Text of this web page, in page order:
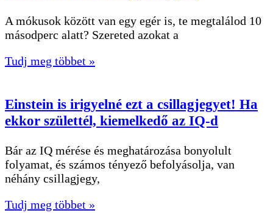
A mókusok között van egy egér is, te megtalálod 10
másodperc alatt? Szereted azokat a
Tudj meg többet »
Einstein is irigyelné ezt a csillagjegyet! Ha
ekkor születtél, kiemelkedő az IQ-d
Bár az IQ mérése és meghatározása bonyolult
folyamat, és számos tényező befolyásolja, van
néhány csillagjegy,
Tudj meg többet »